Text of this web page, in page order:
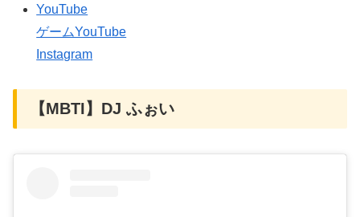
YouTube
ゲームYouTube
Instagram
【MBTI】DJ ふぉい